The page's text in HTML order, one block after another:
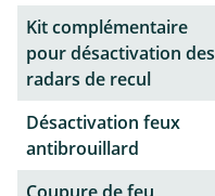
Kit complémentaire
pour désactivation des
radars de recul
Désactivation feux
antibrouillard